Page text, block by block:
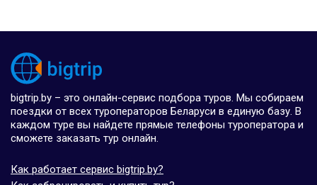
bigtrip.by – это онлайн-сервис подбора туров. Мы собираем
поездки от всех туроператоров Беларуси в единую базу. В
каждом туре вы найдете прямые телефоны туроператора и
сможете заказать тур онлайн.
Как работает сервис bigtrip.by?